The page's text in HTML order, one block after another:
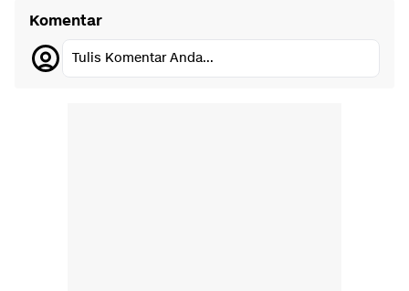
Komentar
Tulis Komentar Anda...